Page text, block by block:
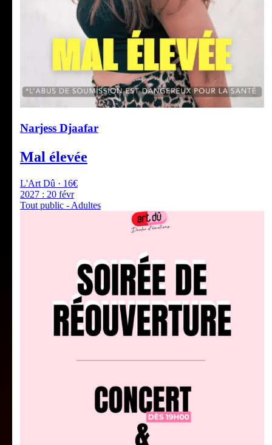
Narjess Djaafar
Mal élevée
L'Art Dû · 16€
2027 : 20 févr
Tout public - Adultes